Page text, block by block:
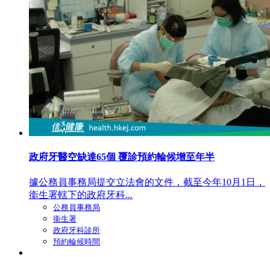
政府牙醫空缺達65個 覆診預約輪候增至年半
據公務員事務局提交立法會的文件，截至今年10月1日，
衞生署轄下的政府牙科...
公務員事務局
衞生署
政府牙科診所
預約輪候時間